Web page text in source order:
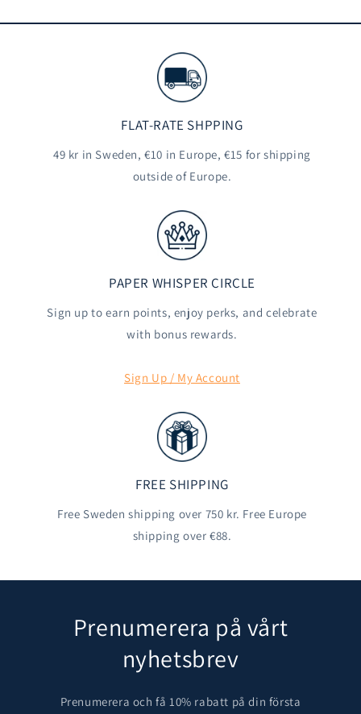
FLAT-RATE SHPPING
49 kr in Sweden, €10 in Europe, €15 for shipping
outside of Europe.
PAPER WHISPER CIRCLE
Sign up to earn points, enjoy perks, and celebrate
with bonus rewards.
Sign Up / My Account
FREE SHIPPING
Free Sweden shipping over 750 kr. Free Europe
shipping over €88.
Prenumerera på vårt
nyhetsbrev
Prenumerera och få 10% rabatt på din första